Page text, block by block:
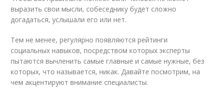
выразить свои мысли, собеседнику будет сложно
догадаться, услышали его или нет.
Тем не менее, регулярно появляются рейтинги
социальных навыков, посредством которых эксперты
пытаются вычленить самые главные и самые нужные, без
которых, что называется, никак. Давайте посмотрим, на
чем акцентируют внимание специалисты.